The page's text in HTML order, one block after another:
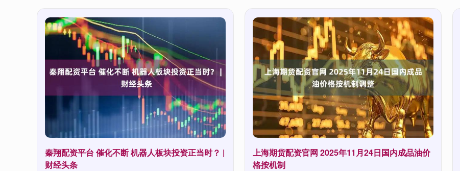
秦翔配资平台 催化不断 机器人板块投资正当时？ |
财经头条
上海期货配资官网 2025年11月24日国内成品油价
格按机制